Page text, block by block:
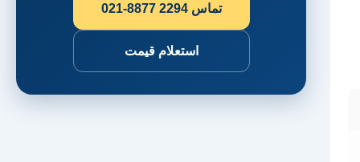
تماس 021-8877 2294
استعلام قیمت